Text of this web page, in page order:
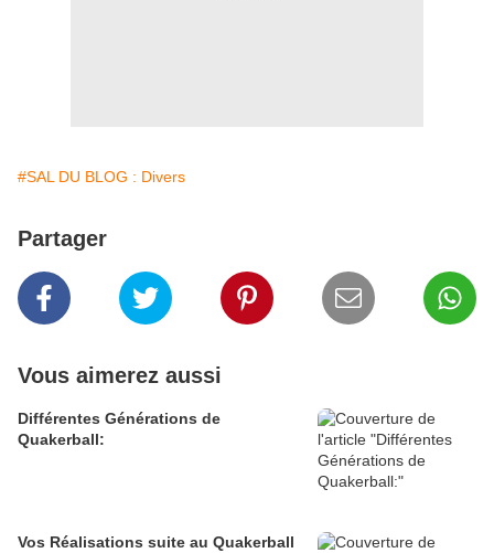
#SAL DU BLOG : Divers
Partager
Vous aimerez aussi
Différentes Générations de
Quakerball:
Vos Réalisations suite au Quakerball